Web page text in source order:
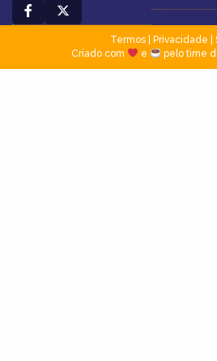
Termos| Privacidade
Criado com
e pelo time